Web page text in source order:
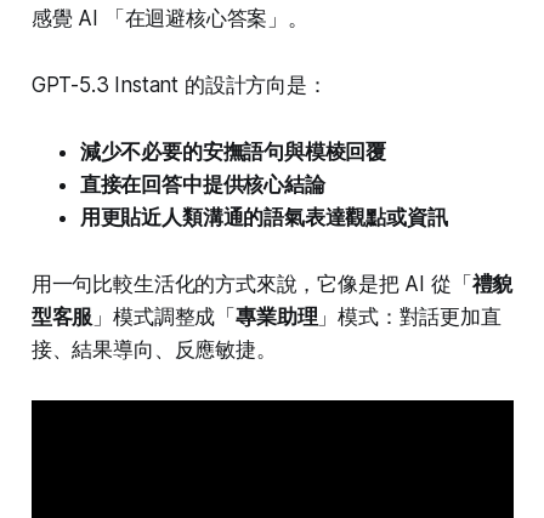
感覺 AI 「在迴避核心答案」。
GPT-5.3 Instant 的設計方向是：
減少不必要的安撫語句與模棱回覆
直接在回答中提供核心結論
用更貼近人類溝通的語氣表達觀點或資訊
用一句比較生活化的方式來說，它像是把 AI 從「 禮貌
型客服 」模式調整成「專業助理 」模式：對話更加直
接、結果導向、反應敏捷。